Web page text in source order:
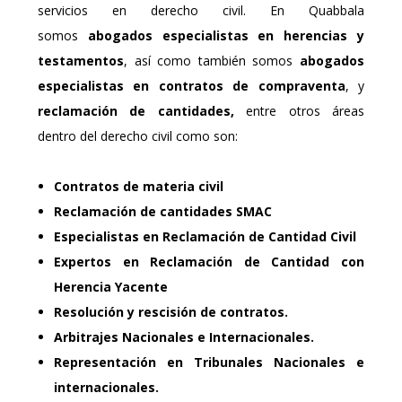
servicios en derecho civil. En Quabbala
somos abogados especialistas en herencias
y
testamentos, así como también somos abogados
especialistas en contratos de compraventa, y
reclamación de cantidades, entre otros áreas
dentro del derecho civil como son:
Contratos de materia civil
Reclamación de cantidades SMAC
Especialistas en Reclamación de Cantidad Civil
Expertos en Reclamación de Cantidad con
Herencia Yacente
Resolución y rescisión de contratos.
Arbitrajes Nacionales e Internacionales.
Representación en Tribunales Nacionales e
internacionales.